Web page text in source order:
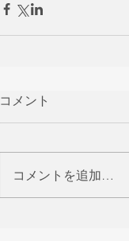
コメント
コメントを追加…